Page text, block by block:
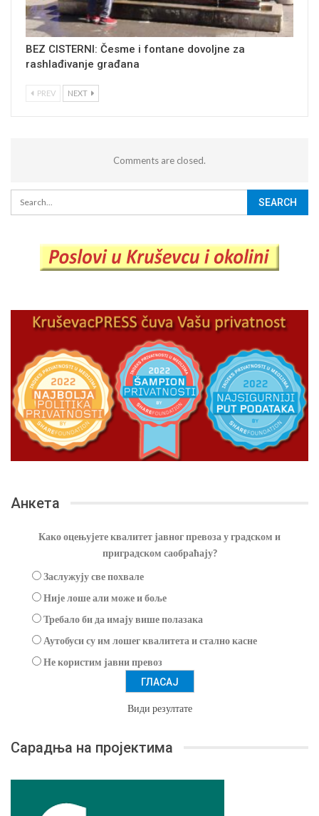
BEZ CISTERNI: Česme i fontane dovoljne za
rashlađivanje građana
PREV NEXT
Comments are closed.
Анкета
Како оцењујете квалитет јавног превоза у градском и
приградском саобраћају?
Заслужују све похвале
Није лоше али може и боље
Требало би да имају више полазака
Аутобуси су им лошег квалитета и стално касне
Не користим јавни превоз
Види резултате
Сарадња на пројектима